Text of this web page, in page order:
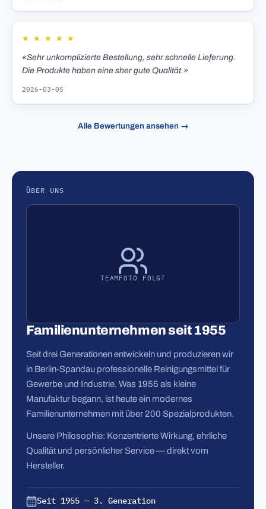
★ ★ ★ ★ ★
«Sehr unkomplizierte Bestellung, sehr schnelle Lieferung.
Die Produkte haben eine sher gute Qualität.»
2026-03-05
Alle Bewertungen ansehen →
ÜBER UNS
TEAMFOTO FOLGT
Familienunternehmen seit 1955
Seit drei Generationen entwickeln und produzieren wir
in Berlin-Spandau professionelle Reinigungsmittel für
Gewerbe und Industrie. Was 1955 als kleine
Manufaktur begann, ist heute ein modernes
Familienunternehmen mit über 200 Spezialprodukten.
Unsere Philosophie: Konzentrierte Wirkung, ehrliche
Qualität und persönlicher Service — direkt vom
Hersteller.
Seit 1955 — 3. Generation